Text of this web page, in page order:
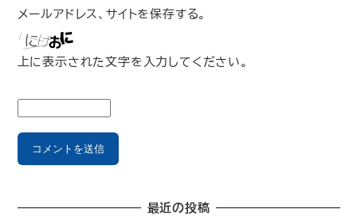
メールアドレス、サイトを保存する。
上に表示された文字を入力してください。
最近の投稿